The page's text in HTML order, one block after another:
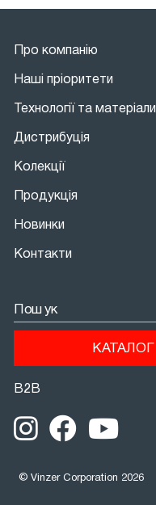
Про компанію
Наші пріоритети
Технології та матеріали
Дистрибуція
Колекції
Продукція
Новинки
Контакти
Пошук
КАТАЛОГ
В2В
© Vinzer Corporation 2026